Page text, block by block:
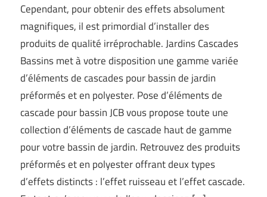
Cependant, pour obtenir des effets absolument
magnifiques, il est primordial d’installer des
produits de qualité irréprochable. Jardins Cascades
Bassins met à votre disposition une gamme variée
d’éléments de cascades pour bassin de jardin
préformés et en polyester. Pose d’éléments de
cascade pour bassin JCB vous propose toute une
collection d’éléments de cascade haut de gamme
pour votre bassin de jardin. Retrouvez des produits
préformés et en polyester offrant deux types
d’effets distincts : l’effet ruisseau et l’effet cascade.